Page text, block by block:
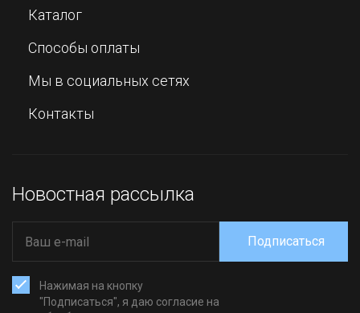
Каталог
Способы оплаты
Мы в социальных сетях
Контакты
Новостная рассылка
Нажимая на кнопку
"Подписаться", я даю согласие на
Подписаться